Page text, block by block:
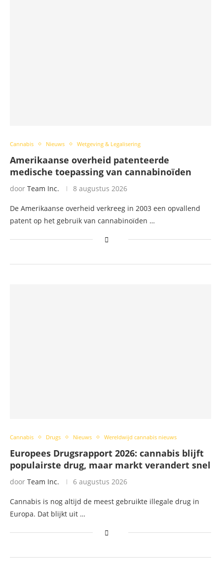
Cannabis Nieuws Wetgeving & Legalisering
Amerikaanse overheid patenteerde
medische toepassing van cannabinoïden
door Team Inc. 8 augustus 2026
De Amerikaanse overheid verkreeg in 2003 een opvallend
patent op het gebruik van cannabinoïden …
Cannabis Drugs Nieuws Wereldwijd cannabis nieuws
Europees Drugsrapport 2026: cannabis blijft
populairste drug, maar markt verandert snel
door Team Inc. 6 augustus 2026
Cannabis is nog altijd de meest gebruikte illegale drug in
Europa. Dat blijkt uit …